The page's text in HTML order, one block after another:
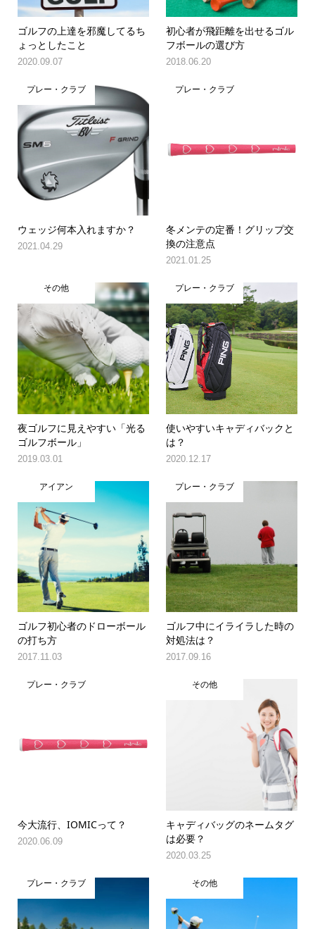
ゴルフの上達を邪魔してるち
ょっとしたこと
2020.09.07
初心者が飛距離を出せるゴル
フボールの選び方
2018.06.20
プレー・クラブ
ウェッジ何本入れますか？
2021.04.29
プレー・クラブ
冬メンテの定番！グリップ交
換の注意点
2021.01.25
その他
夜ゴルフに見えやすい「光る
ゴルフボール」
2019.03.01
プレー・クラブ
使いやすいキャディバックと
は？
2020.12.17
アイアン
ゴルフ初心者のドローボール
の打ち方
2017.11.03
プレー・クラブ
ゴルフ中にイライラした時の
対処法は？
2017.09.16
プレー・クラブ
今大流行、IOMICって？
2020.06.09
その他
キャディバッグのネームタグ
は必要？
2020.03.25
プレー・クラブ その他